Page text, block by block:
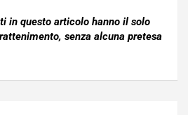
in questo articolo hanno il solo
senza alcuna pretesa